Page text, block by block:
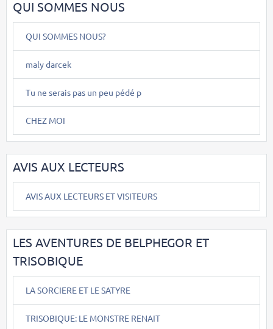
QUI SOMMES NOUS
QUI SOMMES NOUS?
maly darcek
Tu ne serais pas un peu pédé p
CHEZ MOI
AVIS AUX LECTEURS
AVIS AUX LECTEURS ET VISITEURS
LES AVENTURES DE BELPHEGOR ET
TRISOBIQUE
LA SORCIERE ET LE SATYRE
TRISOBIQUE: LE MONSTRE RENAIT